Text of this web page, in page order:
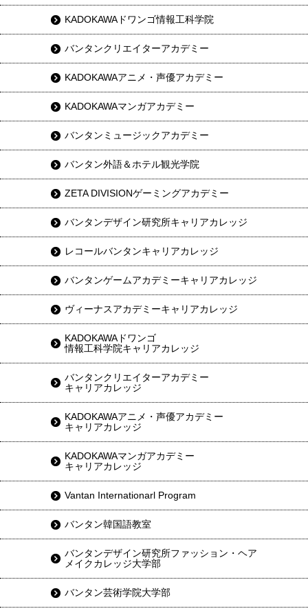
KADOKAWAドワンゴ情報工科学院
バンタンクリエイターアカデミー
KADOKAWAアニメ・声優アカデミー
KADOKAWAマンガアカデミー
バンタンミュージックアカデミー
バンタン外語＆ホテル観光学院
ZETA DIVISIONゲーミングアカデミー
バンタンデザイン研究所キャリアカレッジ
レコールバンタンキャリアカレッジ
バンタンゲームアカデミーキャリアカレッジ
ヴィーナスアカデミーキャリアカレッジ
KADOKAWAドワンゴ
情報工科学院キャリアカレッジ
バンタンクリエイターアカデミー
キャリアカレッジ
KADOKAWAアニメ・声優アカデミー
キャリアカレッジ
KADOKAWAマンガアカデミー
キャリアカレッジ
Vantan Internationarl Program
バンタン韓国語教室
バンタンデザイン研究所ファッション・ヘア
メイクカレッジ大学部
バンタン芸術学院大学部